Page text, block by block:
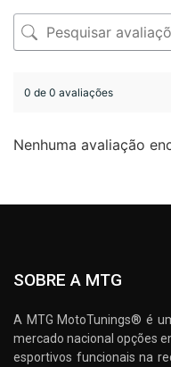
0 de 0 avaliações
Nenhuma avaliação
SOBRE A MTG
A MTG MotoTunings® é
mercado nacional opções
esportivos funcionais na